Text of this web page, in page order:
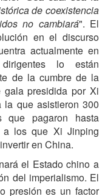
de coexistencia
no cambiará". El
en el discurso
actualmente en
lo están
de la cumbre de la
presidida por Xi
que asistieron 300
que pagaron hasta
los que Xi Jinping
en China.
el Estado chino a
del imperialismo. El
presión es un factor